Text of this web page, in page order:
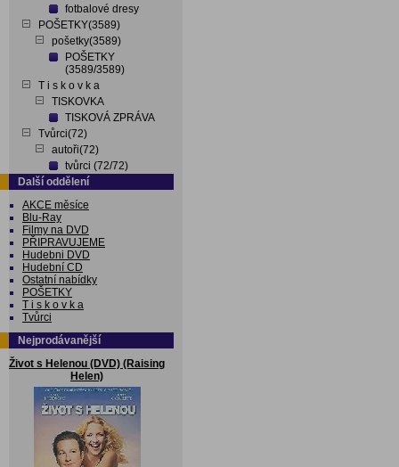
fotbalové dresy
POŠETKY(3589)
pošetky(3589)
POŠETKY
(3589/3589)
T i s k o v k a
TISKOVKA
TISKOVÁ ZPRÁVA
Tvůrci(72)
autoři(72)
tvůrci (72/72)
Další oddělení
AKCE měsíce
Blu-Ray
Filmy na DVD
PŘIPRAVUJEME
Hudebni DVD
Hudební CD
Ostatní nabídky
POŠETKY
T i s k o v k a
Tvůrci
Nejprodávanější
Život s Helenou (DVD) (Raising
Helen)